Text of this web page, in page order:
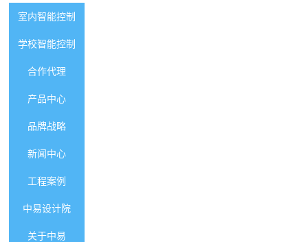
室内智能控制
学校智能控制
合作代理
产品中心
品牌战略
新闻中心
工程案例
中易设计院
关于中易